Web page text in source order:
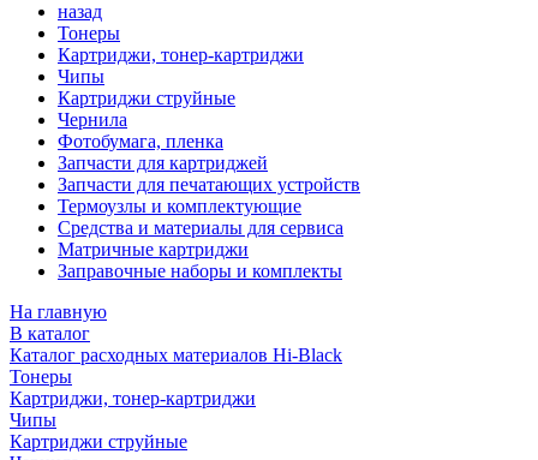
назад
Тонеры
Картриджи, тонер-картриджи
Чипы
Картриджи струйные
Чернила
Фотобумага, пленка
Запчасти для картриджей
Запчасти для печатающих устройств
Термоузлы и комплектующие
Средства и материалы для сервиса
Матричные картриджи
Заправочные наборы и комплекты
На главную
В каталог
Каталог расходных материалов Hi-Black
Тонеры
Картриджи, тонер-картриджи
Чипы
Картриджи струйные